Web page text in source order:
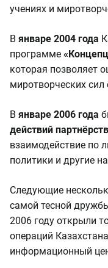
учениях и
В январе 2004 года
программе
которая позволяет
миротворческих
В январе 2006 года
действий
взаимодействие по
политики и другие
Следующие
самой тесной
2006 году открыли
операций
информационный